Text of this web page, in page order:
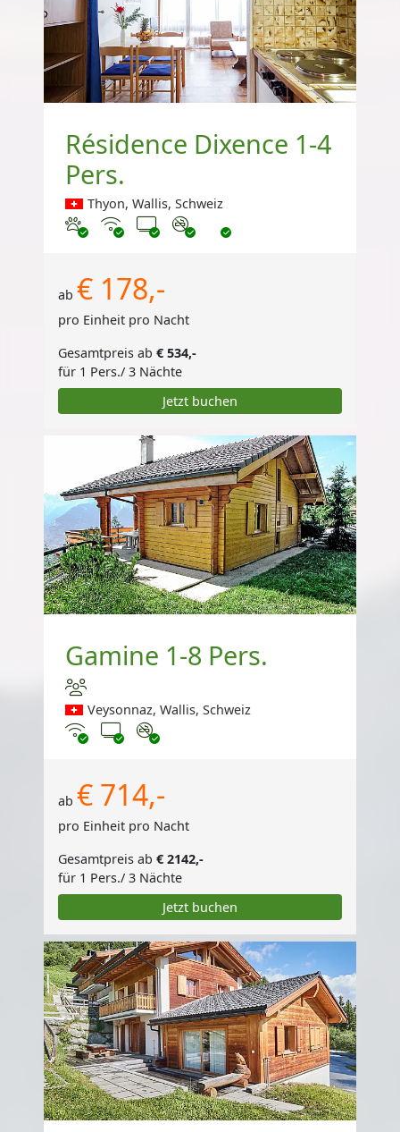
Résidence Dixence 1-4
Pers.
Thyon, Wallis, Schweiz
Haustiere erlaubt
Internet
TV Nichtraucher
ab € 178,-
pro Einheit pro Nacht
Gesamtpreis ab € 534,-
für 1 Pers./ 3 Nächte
Jetzt buchen
Gamine 1-8 Pers.
Veysonnaz, Wallis, Schweiz
Internet
TV Nichtraucher
ab € 714,-
pro Einheit pro Nacht
Gesamtpreis ab € 2142,-
für 1 Pers./ 3 Nächte
Jetzt buchen